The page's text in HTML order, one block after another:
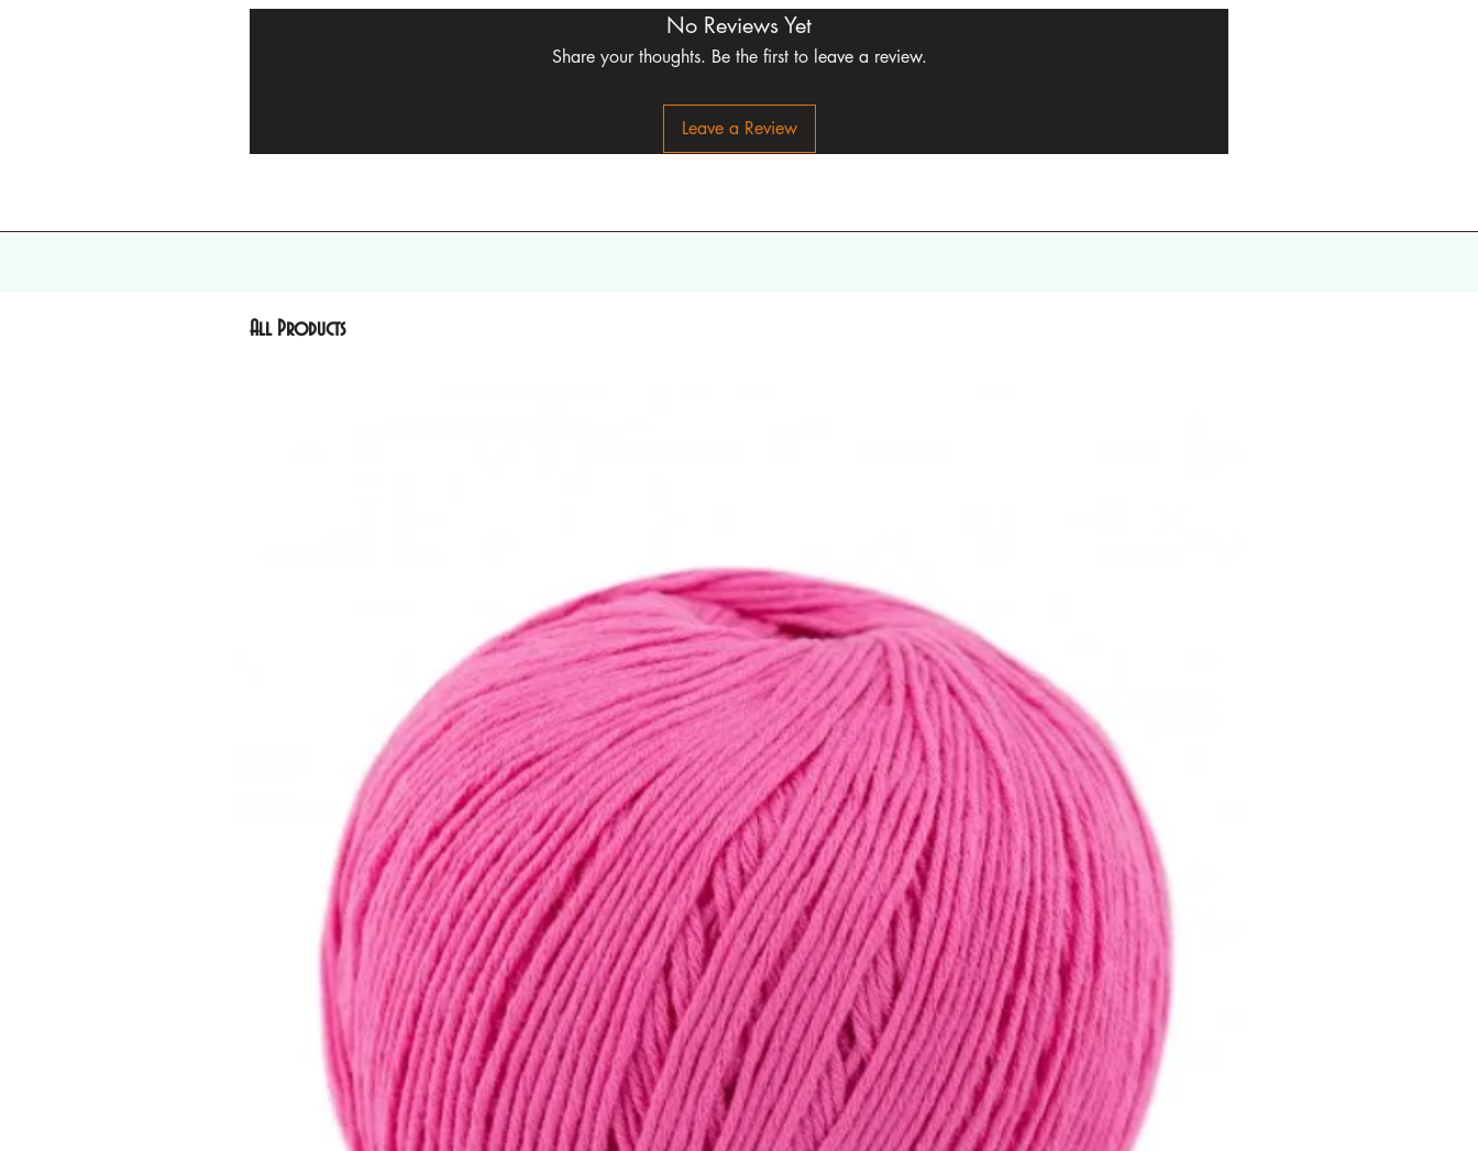
No Reviews Yet
Share your thoughts. Be the first to leave a review.
Leave a Review
All Products